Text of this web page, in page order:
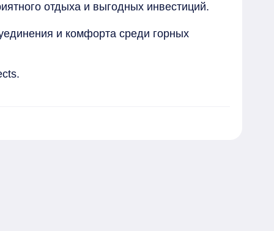
отдыха и выгодных инвестиций.
и комфорта среди горных